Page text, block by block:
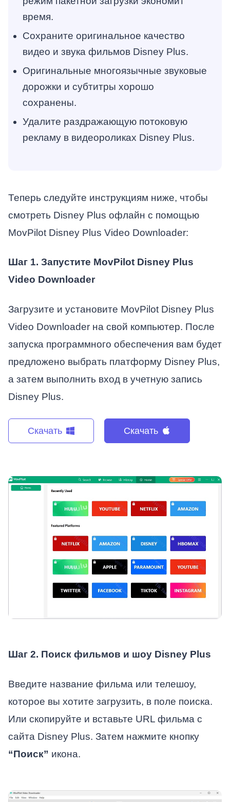
время.
Сохраните оригинальное качество
видео и звука фильмов Disney Plus.
Оригинальные многоязычные звуковые
дорожки и субтитры хорошо
сохранены.
Удалите раздражающую потоковую
рекламу в видеороликах Disney Plus.
Теперь следуйте инструкциям ниже, чтобы
смотреть Disney Plus офлайн с помощью
MovPilot Disney Plus Video Downloader:
Шаг 1. Запустите MovPilot Disney Plus
Video Downloader
Загрузите и установите MovPilot Disney Plus
Video Downloader на свой компьютер. После
запуска программного обеспечения вам будет
предложено выбрать платформу Disney Plus,
а затем выполнить вход в учетную запись
Disney Plus.
Скачать Скачать
Шаг 2. Поиск фильмов и шоу Disney Plus
Введите название фильма или телешоу,
которое вы хотите загрузить, в поле поиска.
Или скопируйте и вставьте URL фильма с
сайта Disney Plus. Затем нажмите кнопку
“Поиск” икона.